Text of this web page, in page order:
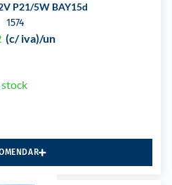
P21/5W BAY15d
1574
(c/ iva)/un
stock